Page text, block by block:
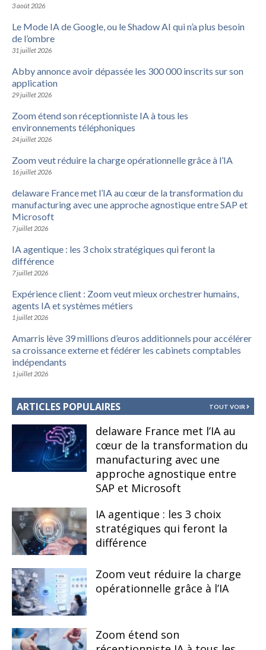
3 août 2026
Le Mode IA de Google, ou le Shadow AI qui n’a plus besoin
de l’ombre
31 juillet 2026
Abby annonce avoir dépassée les 300 000 inscrits sur son
application
29 juillet 2026
Zoom étend son réceptionniste IA à tous les
environnements téléphoniques
24 juillet 2026
Zoom veut réduire la charge opérationnelle grâce à l’IA
16 juillet 2026
delaware France met l’IA au cœur de la transformation du
manufacturing avec une approche agnostique entre SAP et
Microsoft
7 juillet 2026
IA agentique : les 3 choix stratégiques qui feront la
différence
7 juillet 2026
Expérience client : Zoom veut mieux orchestrer humains,
agents IA et systèmes métiers
1 juillet 2026
Amarris lève 39 millions d’euros additionnels pour accélérer
sa croissance externe et fédérer les cabinets comptables
indépendants
1 juillet 2026
ARTICLES POPULAIRES TOUT VOIR
delaware France met l’IA au
cœur de la transformation du
manufacturing avec une
approche agnostique entre
SAP et Microsoft
IA agentique : les 3 choix
stratégiques qui feront la
différence
Zoom veut réduire la charge
opérationnelle grâce à l’IA
Zoom étend son